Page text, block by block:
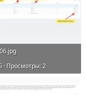
· Просмотры: 2